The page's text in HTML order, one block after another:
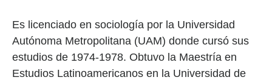
Es licenciado en sociología por la Universidad
Autónoma Metropolitana (UAM) donde cursó sus
estudios de 1974-1978. Obtuvo la Maestría en
Estudios Latinoamericanos en la Universidad de